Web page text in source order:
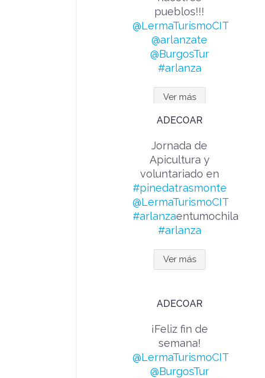
pueblos!!!
@LermaTurismoCIT
@arlanzate
@BurgosTur
#arlanza
Ver más
ADECOAR
Jornada de
Apicultura y
voluntariado en
#pinedatrasmonte
@LermaTurismoCIT
#arlanzaentumochila
#arlanza
Ver más
ADECOAR
¡Feliz fin de
semana!
@LermaTurismoCIT
@BurgosTur